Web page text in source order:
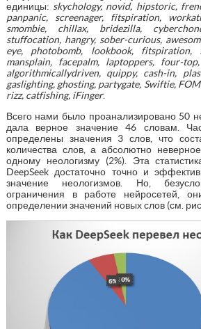
единицы: skychology, novid, hipstoric,
panpanic, screenager, fitspiration,
smombie, chillax, bridezilla,
stuffocation, hangry, sober-curious,
eye, photobomb, lookbook, fitspiration,
mansplain, facepalm, laptoppers, four-
algorithmicallydriven, quippy, cash-in,
gaslighting, ghosting, partygate, Swiftie,
rizz, catfishing, iFinger.
Всего нами было проанализировано 50
дала верное значение 46 словам.
определены значения 3 слов, что
количества слов, а абсолютно
одному неологизму (2%). Эта
DeepSeek достаточно точно и
значение неологизмов. Но,
ограничения в работе нейросетей,
определении значений новых слов (см.